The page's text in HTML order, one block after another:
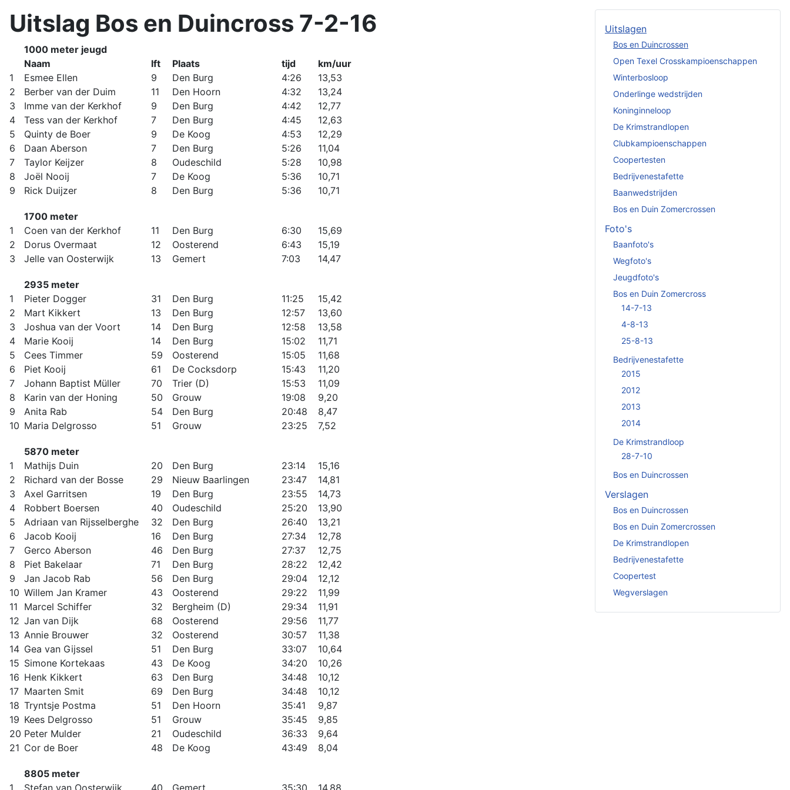
Uitslag Bos en Duincross 7-2-16
1000 meter jeugd
Naam
lft Plaats tijd
km/uur
1
Esmee Ellen 9 Den Burg 4:26
13,53
2
Berber van der Duim 11 Den Hoorn 4:32
13,24
3
Imme van der Kerkhof 9 Den Burg 4:42
12,77
4
Tess van der Kerkhof 7 Den Burg 4:45
12,63
5
Quinty de Boer 9 De Koog 4:53
12,29
6
Daan Aberson 7 Den Burg 5:26
11,04
7
Taylor Keijzer 8 Oudeschild 5:28
10,98
8
Joël Nooij 7 De Koog 5:36
10,71
9
Rick Duijzer 8 Den Burg 5:36 10,71
1700 meter
1
Coen van der Kerkhof 11 Den Burg 6:30
15,69
2
Dorus Overmaat 12 Oosterend 6:43
15,19
3
Jelle van Oosterwijk 13 Gemert 7:03 14,47
2935 meter
1
Pieter Dogger 31 Den Burg 11:25
15,42
2
Mart Kikkert 13 Den Burg 12:57
13,60
3
Joshua van der Voort 14 Den Burg 12:58
13,58
4
Marie Kooij 14 Den Burg 15:02
11,71
5
Cees Timmer 59 Oosterend 15:05
11,68
6
Piet Kooij 61 De Cocksdorp 15:43
11,20
7
Johann Baptist Müller 70 Trier (D) 15:53
11,09
8
Karin van der Honing 50 Grouw 19:08
9,20
9
Anita Rab 54 Den Burg 20:48
8,47
10 Maria Delgrosso 51 Grouw 23:25 7,52
5870 meter
1
Mathijs Duin 20 Den Burg 23:14
15,16
2
Richard van der Bosse 29 Nieuw Baarlingen 23:47
14,81
3
Axel Garritsen 19 Den Burg 23:55
14,73
4
Robbert Boersen 40 Oudeschild 25:20
13,90
5
Adriaan van Rijsselberghe 32 Den Burg 26:40
13,21
6
Jacob Kooij 16 Den Burg 27:34
12,78
7
Gerco Aberson 46 Den Burg 27:37
12,75
8
Piet Bakelaar 71 Den Burg 28:22
12,42
9
Jan Jacob Rab 56 Den Burg 29:04
12,12
10 Willem Jan Kramer 43 Oosterend 29:22
11,99
11
Marcel Schiffer 32 Bergheim (D) 29:34
11,91
12 Jan van Dijk 68 Oosterend 29:56
11,77
13 Annie Brouwer 32 Oosterend 30:57
11,38
14 Gea van Gijssel 51 Den Burg 33:07
10,64
15 Simone Kortekaas 43 De Koog 34:20
10,26
16 Henk Kikkert 63 Den Burg 34:48
10,12
17 Maarten Smit 69 Den Burg 34:48
10,12
18 Tryntsje Postma 51 Den Hoorn 35:41
9,87
19 Kees Delgrosso 51 Grouw 35:45
9,85
20 Peter Mulder 21 Oudeschild 36:33
9,64
21 Cor de Boer 48 De Koog 43:49 8,04
8805 meter
1
Stefan van Oosterwijk 40 Gemert 35:30 14,88
Uitslagen
Bos en Duincrossen
Open Texel Crosskampioenschappen
Winterbosloop
Onderlinge wedstrijden
Koninginneloop
De Krimstrandlopen
Clubkampioenschappen
Coopertesten
Bedrijvenestafette
Baanwedstrijden
Bos en Duin Zomercrossen
Foto's
Baanfoto's
Wegfoto's
Jeugdfoto's
Bos en Duin Zomercross
14-7-13
4-8-13
25-8-13
Bedrijvenestafette
2015
2012
2013
2014
De Krimstrandloop
28-7-10
Bos en Duincrossen
Verslagen
Bos en Duincrossen
Bos en Duin Zomercrossen
De Krimstrandlopen
Bedrijvenestafette
Coopertest
Wegverslagen